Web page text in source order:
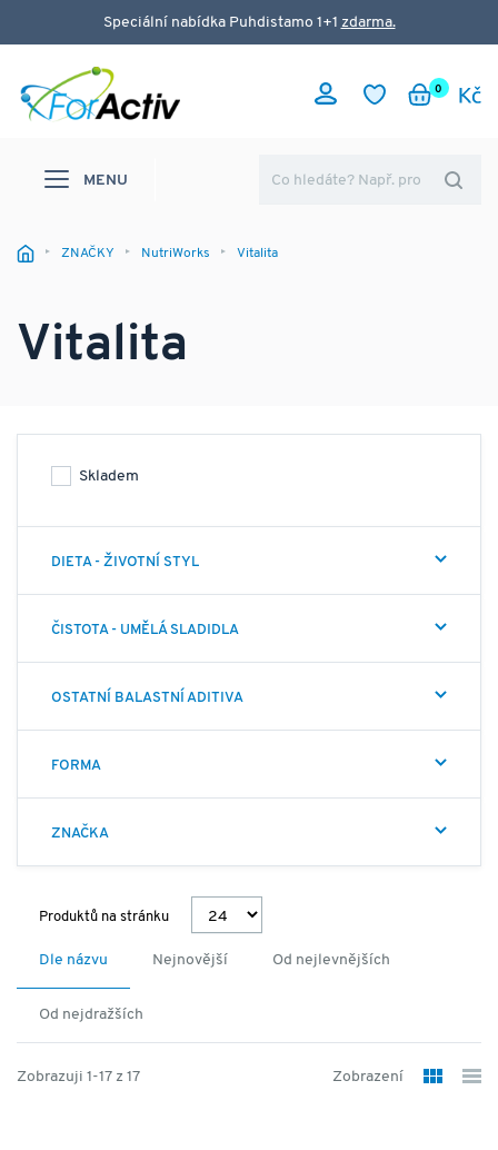
Speciální nabídka Puhdistamo 1+1 zdarma.
0
MENU
ZNAČKY NutriWorks Vitalita
Vitalita
Skladem
DIETA - ŽIVOTNÍ STYL
ČISTOTA - UMĚLÁ SLADIDLA
OSTATNÍ BALASTNÍ ADITIVA
FORMA
ZNAČKA
Produktů na stránku
Dle názvu Nejnovější Od nejlevnějších
Od nejdražších
Zobrazuji 1-17 z 17 Zobrazení